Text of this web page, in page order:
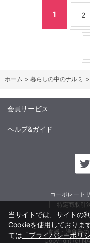
1 2
ホーム > 暮らしの中のナルミ >
会員サービス
ヘルプ&ガイド
コーポレート
特定商取引
食器・洋食器の
Copyright (c)
当サイトでは、サイトの
Cookieを使用しておりま
ては 「プライバシーポリ